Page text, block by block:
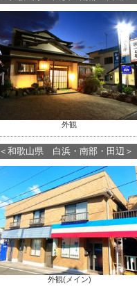
外観
＜和歌山県 白浜・南部・田辺＞
外観(メイン)